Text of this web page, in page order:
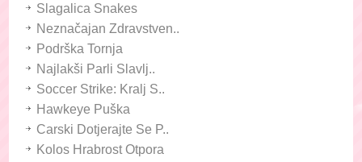
Slagalica Snakes
Neznačajan Zdravstven..
Podrška Tornja
Najlakši Parli Slavlj..
Soccer Strike: Kralj S..
Hawkeye Puška
Carski Dotjerajte Se P..
Kolos Hrabrost Otpora